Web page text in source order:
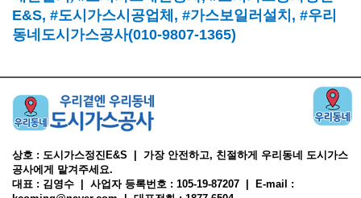
E&S, #도시가스시공업체 , #가스보일러설치 , #우리
동네도시가스공사(010-9807-1365)
상호 : 도시가스정진E&S | 가장 안전하고, 친절하게 우리동네 도시가스
공사에게 맡겨주세요.
대표 : 김영수 | 사업자 등록번호 : 105-19-87207 | E-mail :